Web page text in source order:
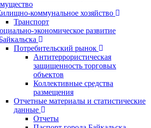
коммунальное хозяйство
Транспорт
экономическое развитие
Потребительский рынок
Антитеррористическая
защищенность торговых
объектов
Коллективные средства
размещения
Отчетные материалы и статистические
данные
Отчеты